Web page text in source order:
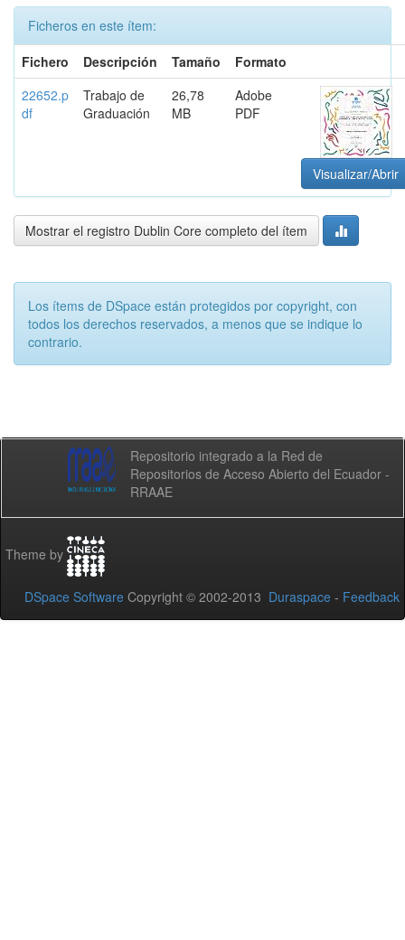
Ficheros en este ítem:
Fichero
Descripción Tamaño
Formato
22652.p
df
Trabajo de
Graduación
26,78
MB
Adobe
PDF
Visualizar/Abrir
Mostrar el registro Dublin Core completo del ítem
Los ítems de DSpace están protegidos por copyright, con
todos los derechos reservados, a menos que se indique lo
contrario.
Repositorio integrado a la Red de
Repositorios de Acceso Abierto del Ecuador -
RRAAE
Theme by
DSpace Software Copyright © 2002-2013 Duraspace - Feedback